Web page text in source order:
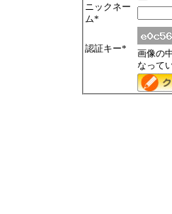
ニックネー
ム*
認証キー*
画像の
なって